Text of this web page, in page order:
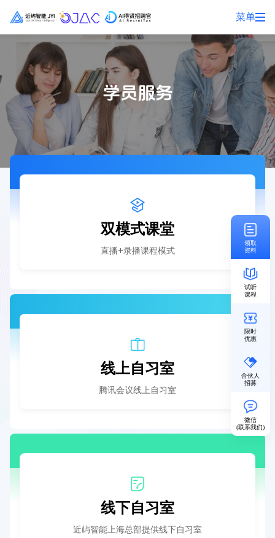
菜单
双模式课堂
直播+录播课程模式
线上自习室
腾讯会议线上自习室
线下自习室
近屿智能上海总部提供线下自习室
领取
资料
试听
课程
限时
优惠
合伙人
招募
微信
(联系我们)